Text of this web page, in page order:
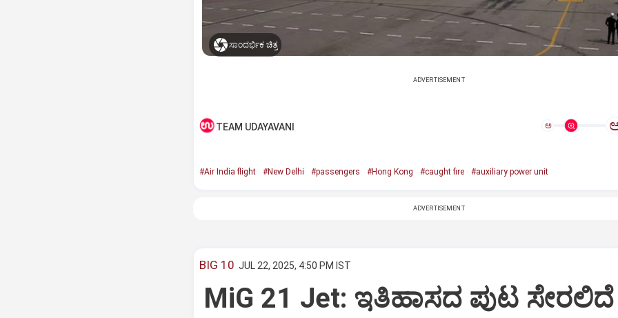
ಸಾಂದರ್ಭಿಕ ಚಿತ್ರ
ADVERTISEMENT
TEAM UDAYAVANI ಅ
#Air India flight #New Delhi #passengers #Hong Kong #caught fire #auxiliary power unit
ADVERTISEMENT
BIG 10 JUL 22, 2025, 4:50 PM IST
MiG 21 Jet: ಇತಿಹಾಸದ ಪುಟ ಸೇರಲಿದೆ